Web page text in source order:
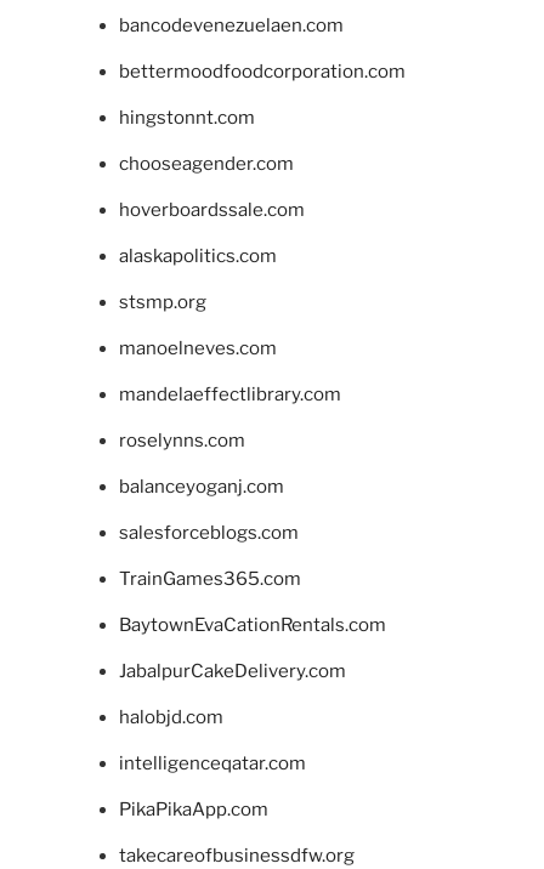
bancodevenezuelaen.com
bettermoodfoodcorporation.com
hingstonnt.com
chooseagender.com
hoverboardssale.com
alaskapolitics.com
stsmp.org
manoelneves.com
mandelaeffectlibrary.com
roselynns.com
balanceyoganj.com
salesforceblogs.com
TrainGames365.com
BaytownEvaCationRentals.com
JabalpurCakeDelivery.com
halobjd.com
intelligenceqatar.com
PikaPikaApp.com
takecareofbusinessdfw.org